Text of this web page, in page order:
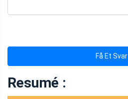
Få Et Svar
Resumé :